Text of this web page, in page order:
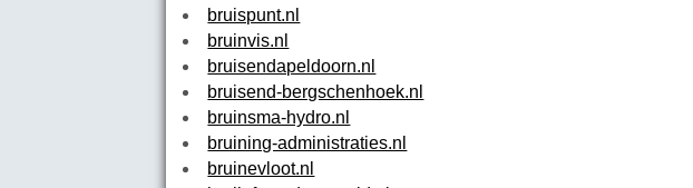
bruispunt.nl
bruinvis.nl
bruisendapeldoorn.nl
bruisend-bergschenhoek.nl
bruinsma-hydro.nl
bruining-administraties.nl
bruinevloot.nl